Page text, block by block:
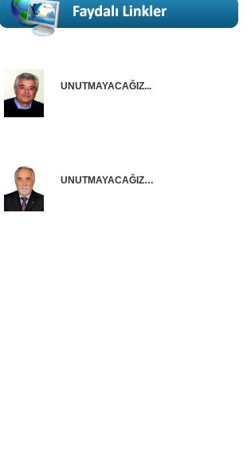
UNUTMAYACAĞIZ...
UNUTMAYACAĞIZ…